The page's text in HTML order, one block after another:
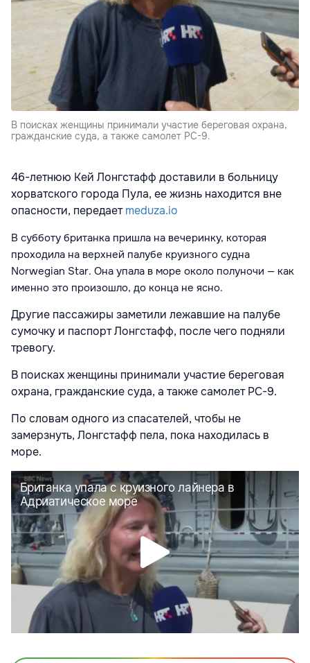
В поисках женщины принимали участие береговая охрана,
гражданские суда, а также самолет PC-9.
46-летнюю Кей Лонгстафф доставили в больницу
хорватского города Пула, ее жизнь находится вне
опасности, передаетmeduza.io
В субботу британка пришла на вечеринку, которая
проходила на верхней палубе круизного судна
Norwegian Star. Она упала в море около полуночи — как
именно это произошло, до конца не ясно.
Другие пассажиры заметили лежавшие на палубе
сумочку и паспорт Лонгстафф, после чего подняли
тревогу.
В поисках женщины принимали участие береговая
охрана, гражданские суда, а также самолет PC-9.
По словам одного из спасателей, чтобы не
замерзнуть, Лонгстафф пела, пока находилась в
море.